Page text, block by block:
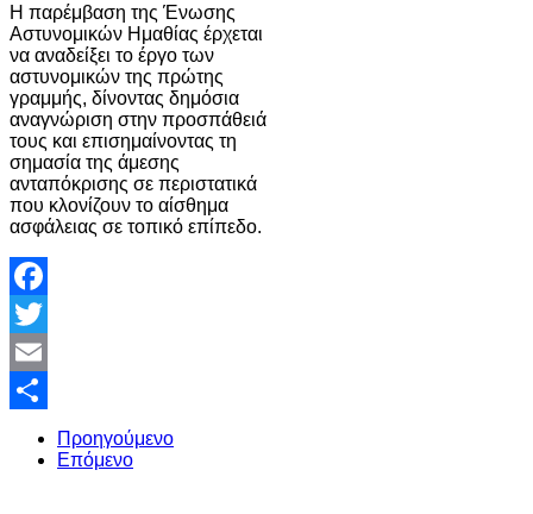
Η παρέμβαση της Ένωσης
Αστυνομικών Ημαθίας έρχεται
να αναδείξει το έργο των
αστυνομικών της πρώτης
γραμμής, δίνοντας δημόσια
αναγνώριση στην προσπάθειά
τους και επισημαίνοντας τη
σημασία της άμεσης
ανταπόκρισης σε περιστατικά
που κλονίζουν το αίσθημα
ασφάλειας σε τοπικό επίπεδο.
Facebook
Twitter
Email
Share
Προηγούμενο
Επόμενο